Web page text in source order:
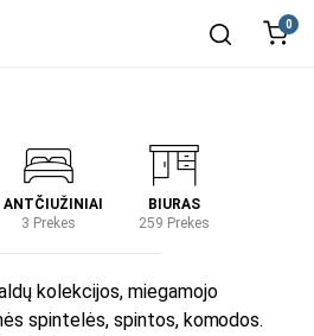
0
ANTČIUŽINIAI
3 Prekes
BIURAS
259 Prekes
kolekcijos, miegamojo
spintelės, spintos, komodos.